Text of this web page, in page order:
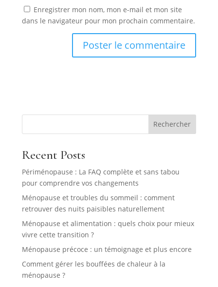
Enregistrer mon nom, mon e-mail et mon site
dans le navigateur pour mon prochain commentaire.
Rechercher
Recent Posts
Périménopause : La FAQ complète et sans tabou
pour comprendre vos changements
Ménopause et troubles du sommeil : comment
retrouver des nuits paisibles naturellement
Ménopause et alimentation : quels choix pour mieux
vivre cette transition ?
Ménopause précoce : un témoignage et plus encore
Comment gérer les bouffées de chaleur à la
ménopause ?